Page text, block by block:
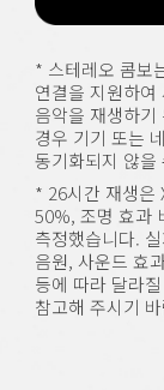
* 스테레오 콤보
연결을 지원하
음악을 재생하
경우 기기 또는
동기화되지 않을
* 26시간 재생은
50%, 조명 효과
측정했습니다.
음원, 사운드 효
등에 따라 달라
참고해 주시기